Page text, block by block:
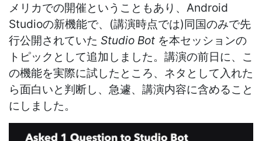
メリカでの開催ということもあり、Android
Studioの新機能で、(講演時点では)同国のみで先
行公開されていた Studio Bot を本セッションの
トピックとして追加しました。講演の前日に、こ
の機能を実際に試したところ、ネタとして入れた
ら面白いと判断し、急遽、講演内容に含めること
にしました。